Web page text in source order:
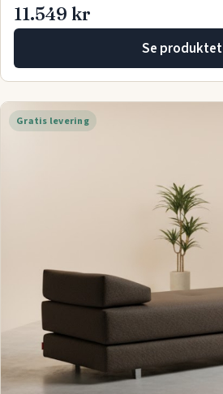
11.549 kr
Se produktet
Gratis levering